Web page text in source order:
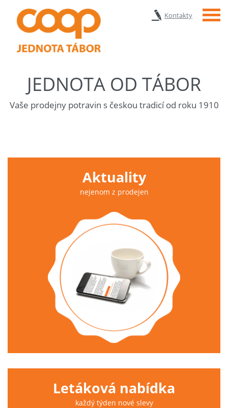
Kontakty Menu
JEDNOTA OD TÁBOR
Vaše prodejny potravin s českou tradicí od roku 1910
Aktuality
nejenom z prodejen
Letáková nabídka
každý týden nové slevy